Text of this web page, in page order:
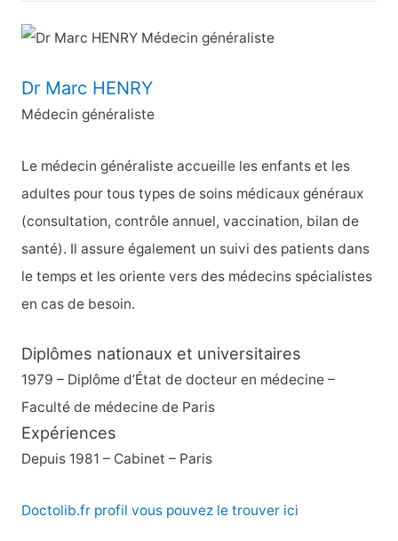
c
e
r
h
e
r
:
Dr Marc HENRY
Médecin généraliste
Le médecin généraliste accueille les enfants et les
adultes pour tous types de soins médicaux généraux
(consultation, contrôle annuel, vaccination, bilan de
santé). Il assure également un suivi des patients dans
le temps et les oriente vers des médecins spécialistes
en cas de besoin.
Diplômes nationaux et universitaires
1979 – Diplôme d’État de docteur en médecine –
Faculté de médecine de Paris
Expériences
Depuis 1981 – Cabinet – Paris
Doctolib.fr profil vous pouvez le trouver ici